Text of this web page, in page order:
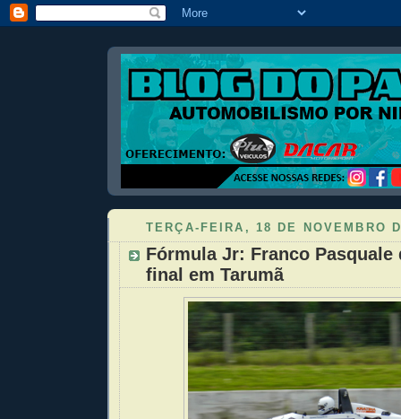
TERÇA-FEIRA, 18 DE NOVEMBRO
Fórmula Jr: Franco Pasquale
final em Tarumã